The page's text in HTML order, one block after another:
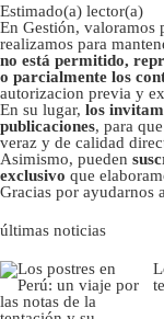
Estimado(a) lector(a)
En Gestión, valoramos
realizamos para
no está permitido,
o parcialmente los
autorizacion previa y
En su lugar, los
publicaciones, para
veraz y de calidad
Asimismo, pueden
exclusivo que
Gracias por ayudarnos
últimas noticias